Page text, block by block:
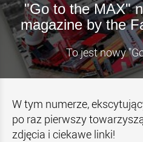
"Go to the MAX"
magazine by the
To jest nowy
W tym numerze,
po raz pierwszy
zdjęcia i ciekawe linki!